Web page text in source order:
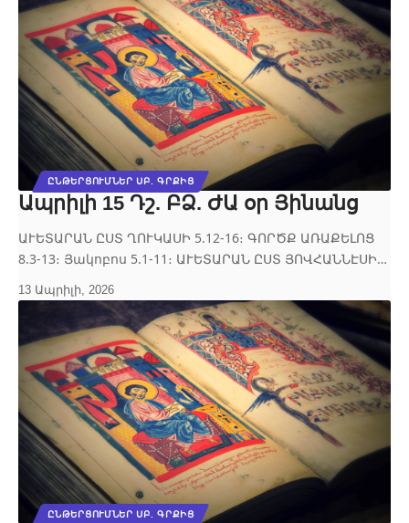
ԸՆԹԵՐՑՈՒՄՆԵՐ ՍԲ. ԳՐՔԻՑ
Ապրիլի 15 Դշ. ԲՁ. ԺԱ օր Յինանց
ԱՒԵՏԱՐԱՆ ԸՍՏ ՂՈՒԿԱՍԻ 5.12‐16։ ԳՈՐԾՔ ԱՌԱՔԵԼՈՑ
8.3‐13։ Յակոբոս 5.1‐11։ ԱՒԵՏԱՐԱՆ ԸՍՏ ՅՈՎՀԱՆՆԷՍԻ…
13 Ապրիլի, 2026
ԸՆԹԵՐՑՈՒՄՆԵՐ ՍԲ. ԳՐՔԻՑ